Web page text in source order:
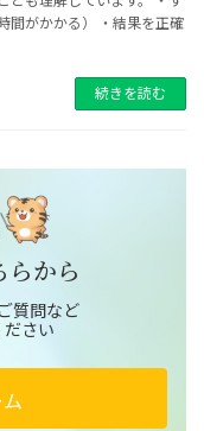
間がかかる） ・結果を正確
続きを読む
から
質問など
ださい